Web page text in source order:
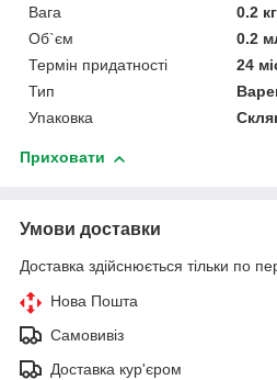
Вага
0.2 кг
Об`єм
0.2
Термін придатності
24
Тип
Упаковка
Приховати
Умови доставки
Доставка здійснюється тільки по
Нова Пошта
Самовивіз
Доставка кур'єром